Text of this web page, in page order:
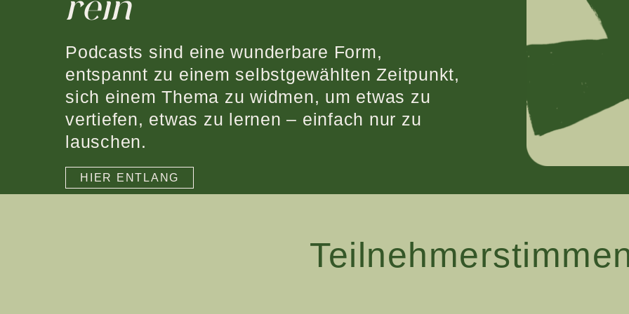
rein
Podcasts sind eine wunderbare Form,
entspannt zu einem selbstgewählten Zeitpunkt,
sich einem Thema zu widmen, um etwas zu
vertiefen, etwas zu lernen – einfach nur zu
lauschen.
HIER ENTLANG